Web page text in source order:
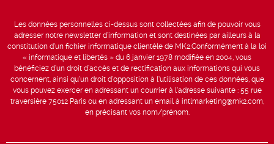
Les données personnelles ci-dessus sont collectées afin de pouvoir vous
adresser notre newsletter d’information et sont destinées par ailleurs à la
constitution d’un fichier informatique clientèle de MK2.Conformément à la loi
« informatique et libertés » du 6 janvier 1978 modifiée en 2004, vous
bénéficiez d’un droit d’accès et de rectification aux informations qui vous
concernent, ainsi qu’un droit d’opposition à l’utilisation de ces données, que
vous pouvez exercer en adressant un courrier à l’adresse suivante : 55 rue
traversière 75012 Paris ou en adressant un email à intlmarketing@mk2.com,
en précisant vos nom/prénom.